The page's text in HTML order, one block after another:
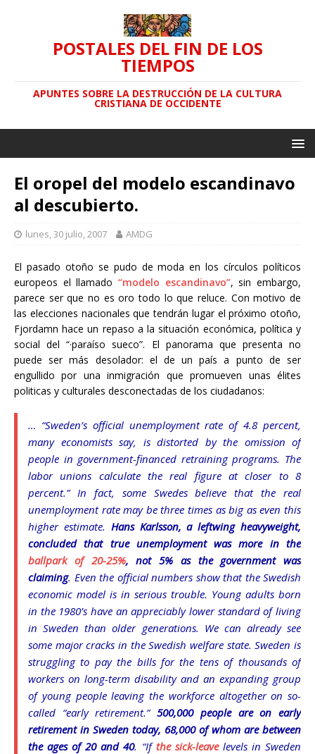
POSTALES DEL FIN DE LOS
TIEMPOS
APUNTES SOBRE LA DESTRUCCIÓN DE LA CULTURA
CRISTIANA DE OCCIDENTE
El oropel del modelo escandinavo
al descubierto.
lunes, 30 julio, 2007 AMDG
El pasado otoño se pudo de moda en los círculos políticos
europeos el llamado “modelo escandinavo”, sin embargo,
parece ser que no es oro todo lo que reluce. Con motivo de
las elecciones nacionales que tendrán lugar el próximo otoño,
Fjordamn hace un repaso a la situación económica, política y
social del “·paraíso sueco”. El panorama que presenta no
puede ser más desolador: el de un país a punto de ser
engullido por una inmigración que promueven unas élites
politicas y culturales desconectadas de los ciudadanos:
… “Sweden’s official unemployment rate of 4.8 percent,
many economists say, is distorted by the omission of
people in government-financed retraining programs. The
labor unions calculate the real figure at closer to 8
percent.” In fact, some Swedes believe that the real
unemployment rate may be three times as big as even this
higher estimate. Hans Karlsson, a leftwing heavyweight,
concluded that true unemployment was more in the
ballpark of 20-25%, not 5% as the government was
claiming. Even the official numbers show that the Swedish
economic model is in serious trouble. Young adults born
in the 1980’s have an appreciably lower standard of living
in Sweden than older generations. We can already see
some major cracks in the Swedish welfare state. Sweden is
struggling to pay the bills for the tens of thousands of
workers on long-term disability and an expanding group
of young people leaving the workforce altogether on so-
called “early retirement.”500,000 people are on early
retirement in Sweden today, 68,000 of whom are between
the ages of 20 and 40. “If the sick-leavelevels in Sweden